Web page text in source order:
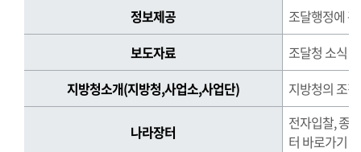
방
정
정보제공
조달행정에
보도자료
조달청 소식
지방청소개(지방청,사업소,사업단)
지방청의 조
나라장터
전자입찰, 종
터 바로가기